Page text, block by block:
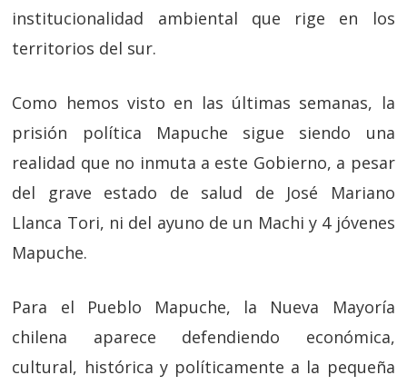
institucionalidad ambiental que rige en los
territorios del sur.
Como hemos visto en las últimas semanas, la
prisión política Mapuche sigue siendo una
realidad que no inmuta a este Gobierno, a pesar
del grave estado de salud de José Mariano
Llanca Tori, ni del ayuno de un Machi y 4 jóvenes
Mapuche.
Para el Pueblo Mapuche, la Nueva Mayoría
chilena aparece defendiendo económica,
cultural, histórica y políticamente a la pequeña